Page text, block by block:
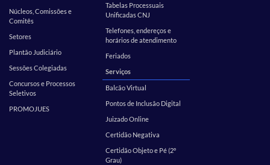
Núcleos, Comissões e
Comitês
Setores
Plantão Judiciário
Sessões Colegiadas
Concursos e Processos
Seletivos
PROMOJUES
Tabelas Processuais
Unificadas CNJ
Telefones, endereços e
horários de atendimento
Feriados
Serviços
Balcão Virtual
Pontos de Inclusão Digital
Juizado Online
Certidão Negativa
Certidão Objeto e Pé (2º
Grau)